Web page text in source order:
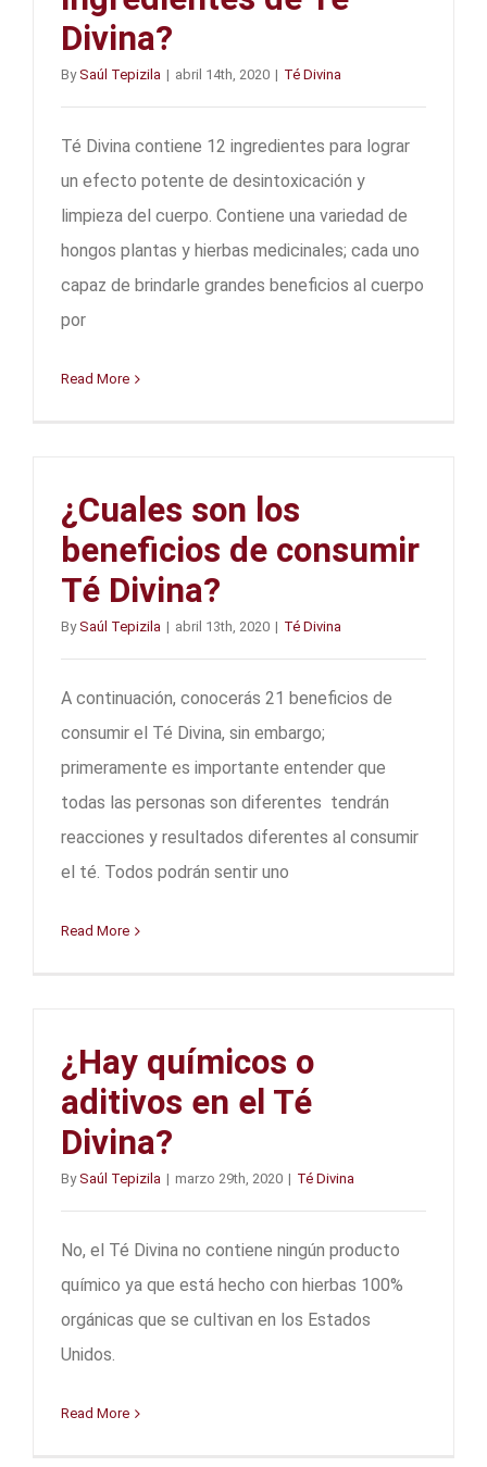
Divina?
BySaúl Tepizila | abril 14th, 2020 | Té Divina
Té Divina contiene 12 ingredientes para lograr
un efecto potente de desintoxicación y
limpieza del cuerpo. Contiene una variedad de
hongos plantas y hierbas medicinales; cada uno
capaz de brindarle grandes beneficios al cuerpo
por
Read More
¿Cuales son los
beneficios de consumir
Té Divina?
BySaúl Tepizila | abril 13th, 2020 | Té Divina
A continuación, conocerás 21 beneficios de
consumir el Té Divina, sin embargo;
primeramente es importante entender que
todas las personas son diferentes tendrán
reacciones y resultados diferentes al consumir
el té. Todos podrán sentir uno
Read More
¿Hay químicos o
aditivos en el Té
Divina?
BySaúl Tepizila | marzo 29th, 2020 | Té Divina
No, el Té Divina no contiene ningún producto
químico ya que está hecho con hierbas 100%
orgánicas que se cultivan en los Estados
Unidos.
Read More